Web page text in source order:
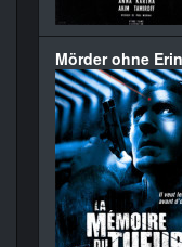
Mörder ohne